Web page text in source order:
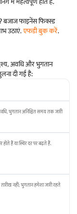
में महत्वपूर्ण होते हैं.
बजाज फाइनेंस फिक्स्ड
उठाएं.एफडी बुक करें.
अवधि और भुगतान
दी गई है:
भुगतान अनिश्चित समय तक जारी
होते हैं या स्थिर दर पर बढ़ते हैं.
नहीं; भुगतान हमेशा जारी रहते